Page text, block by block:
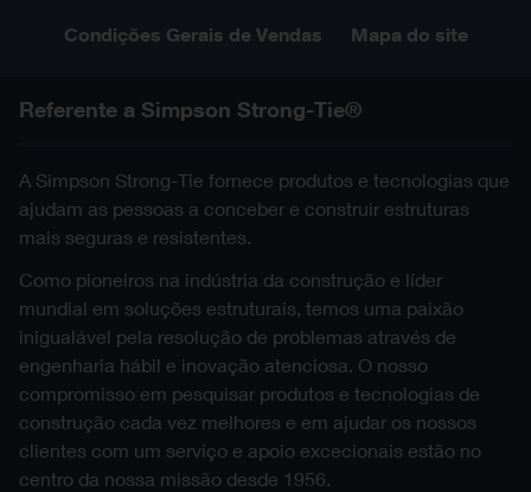
Condições Gerais de Vendas Mapa do site
Referente a Simpson Strong-Tie®
A Simpson Strong-Tie fornece produtos e tecnologias que
ajudam as pessoas a conceber e construir estruturas
mais seguras e resistentes.
Como pioneiros na indústria da construção e líder
mundial em soluções estruturais, temos uma paixão
inigualável pela resolução de problemas através de
engenharia hábil e inovação atenciosa. O nosso
compromisso em pesquisar produtos e tecnologias de
construção cada vez melhores e em ajudar os nossos
clientes com um serviço e apoio excecionais estão no
centro da nossa missão desde 1956.